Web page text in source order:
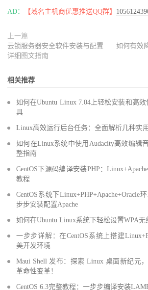
AD： 【域名主机商优惠推送QQ群】
上一篇
云锁服务器安全软件安装与配置
详细图文指南
如何有效
相关推荐
如何在Ubuntu Linux 7.04上轻松安装和高
具
Linux高效运行后台任务：全面解析几种实
如何在Linux系统中使用Audacity高效编辑
整指南
CentOS下源码编译安装PHP：
教程
CentOS系统下Linux+PHP+Apache+Oracle
步步安装配置Apache
如何在Ubuntu Linux系统下轻松设置WPA无
一步步详解：在CentOS系统上搭建
美开发环境
Maui Shell 发布：探索 Linux 桌面新纪元
革命性变革！
CentOS 6.3完整教程：一步步编译安装